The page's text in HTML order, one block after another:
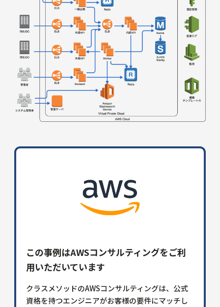
この事例はAWSコンサルティングをご利
用いただいています
クラスメソッドのAWSコンサルティングは、公式
資格を持つエンジニアがお客様の要件にマッチし